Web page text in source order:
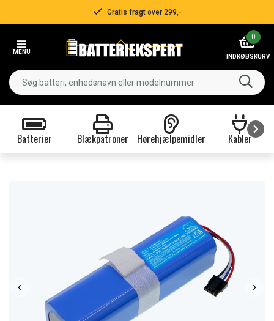
Gratis fragt over 299,-
MENU
0
INDKØBSKURV
Batterier Blækpatroner Hørehjælpemidler Kabler